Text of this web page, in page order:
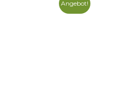
Angebot!